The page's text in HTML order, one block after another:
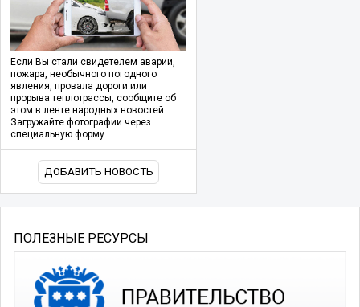
Если Вы стали свидетелем аварии,
пожара, необычного погодного
явления, провала дороги или
прорыва теплотрассы, сообщите об
этом в ленте народных новостей.
Загружайте фотографии через
специальную форму.
ДОБАВИТЬ НОВОСТЬ
ПОЛЕЗНЫЕ РЕСУРСЫ